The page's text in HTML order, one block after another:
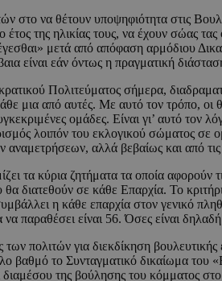
στο να θέτουν υποψηφιότητα στις
έτος της ηλικίας τους, να έχουν σώας
μετά από απόφαση αρμόδιου
είναι εάν όντως η πραγματική
Πολιτεύματος σήμερα,
μια από αυτές. Με αυτό τον τρόπο,
ομάδες. Είναι γι’ αυτό
λοιπόν του εκλογικού σώματος σε
αναμετρήσεων, αλλά βεβαίως και από
τα κύρια ζητήματα τα οποία
θα διατεθούν σε κάθε Επαρχία. Το
η κάθε επαρχία στον γενικό
παραθέσει είναι 56. Όσες είναι
πολιτών για διεκδίκηση
βαθμό το Συνταγματικό δικαίωμα του
διαμέσου της βούλησης του κόμματος